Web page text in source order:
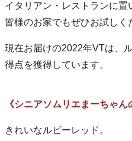
イタリアン・レストランに置
皆様のお家でもぜひお試しく
現在お届けの2022年VTは、
得点を獲得しています。
《シニアソムリエまーちゃ
きれいなルビーレッド。